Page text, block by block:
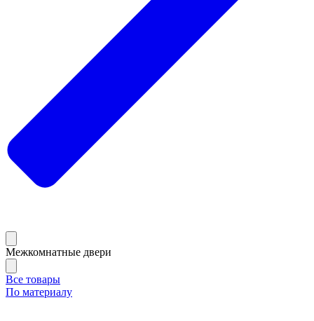
Межкомнатные двери
Все товары
По материалу